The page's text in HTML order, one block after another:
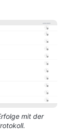
mit der